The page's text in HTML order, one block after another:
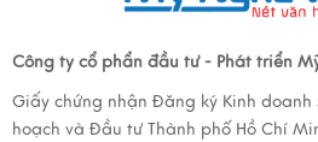
Công ty cổ phẩn đầu tư - Phát triển
Giấy chứng nhận Đăng ký Kinh doanh
hoạch và Đầu tư Thành phố Hồ Chí